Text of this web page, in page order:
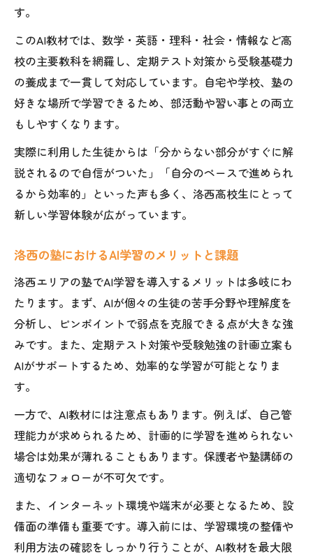
す。
このAI教材では、数学・英語・理科・社会・情報など高
校の主要教科を網羅し、定期テスト対策から受験基礎力
の養成まで一貫して対応しています。自宅や学校、塾の
好きな場所で学習できるため、部活動や習い事との両立
もしやすくなります。
実際に利用した生徒からは「分からない部分がすぐに解
説されるので自信がついた」「自分のペースで進められ
るから効率的」といった声も多く、洛西高校生にとって
新しい学習体験が広がっています。
洛西の塾におけるAI学習のメリットと課題
洛西エリアの塾でAI学習を導入するメリットは多岐にわ
たります。まず、AIが個々の生徒の苦手分野や理解度を
分析し、ピンポイントで弱点を克服できる点が大きな強
みです。また、定期テスト対策や受験勉強の計画立案も
AIがサポートするため、効率的な学習が可能となりま
す。
一方で、AI教材には注意点もあります。例えば、自己管
理能力が求められるため、計画的に学習を進められない
場合は効果が薄れることもあります。保護者や塾講師の
適切なフォローが不可欠です。
また、インターネット環境や端末が必要となるため、設
備面の準備も重要です。導入前には、学習環境の整備や
利用方法の確認をしっかり行うことが、AI教材を最大限